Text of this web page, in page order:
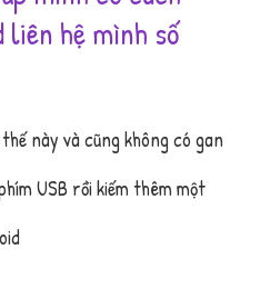
liên hệ mình số
này và cũng không có gan
USB rồi kiếm thêm một